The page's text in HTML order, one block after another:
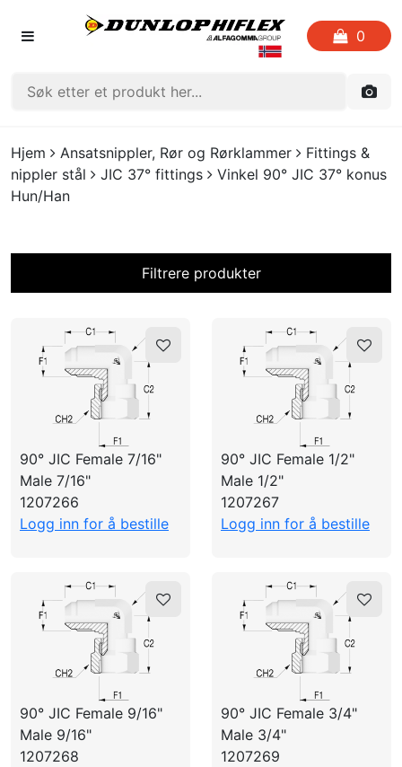
0
FORSIDEN
LISTE OVER FAVORITTER
UTGÅENDE VARE
LOGG INN
OPPRETTE PROFIL
Hjem Ansatsnippler, Rør og Rørklammer
Fittings &
nippler stål
JIC 37° fittings
Vinkel 90° JIC 37° konus
Hun/Han
Filtrere produkter
90° JIC Female 7/16"
Male 7/16"
1207266
Logg inn for å bestille
90° JIC Female 1/2"
Male 1/2"
1207267
Logg inn for å bestille
90° JIC Female 9/16"
Male 9/16"
1207268
90° JIC Female 3/4"
Male 3/4"
1207269